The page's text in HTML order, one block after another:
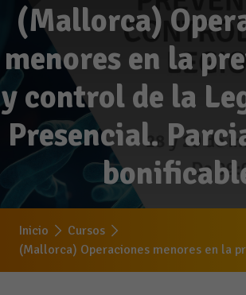
(Mallorca)
menores en la
y control de la
Presencial.
Inicio
Cursos
(Mallorca) Operaciones menores en la